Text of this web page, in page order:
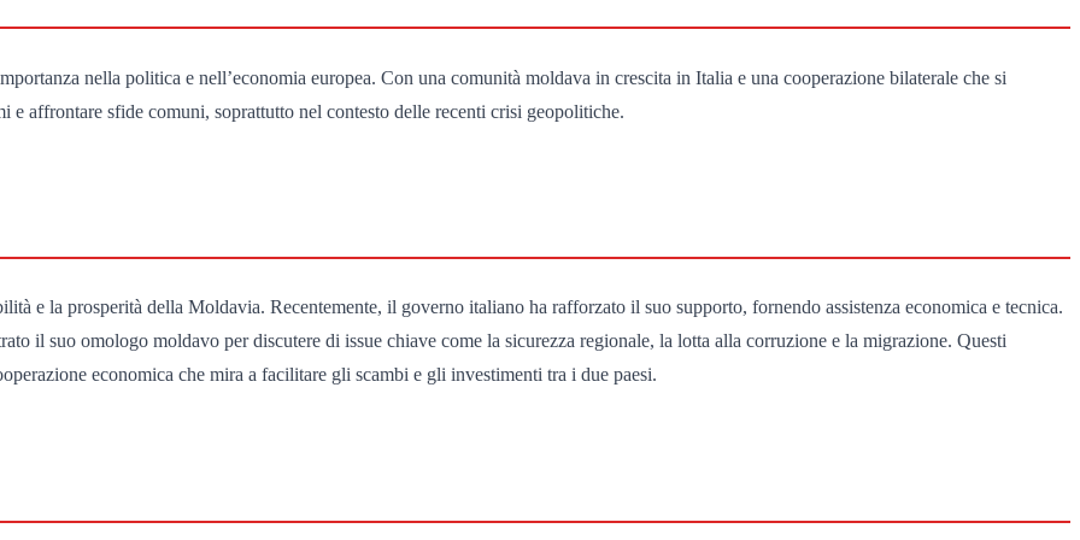
nella politica e nell’economia europea. Con una comunità moldava in crescita in Italia e una cooperazione bilaterale che si
affrontare sfide comuni, soprattutto nel contesto delle recenti crisi geopolitiche.
e la prosperità della Moldavia. Recentemente, il governo italiano ha rafforzato il suo supporto, fornendo assistenza economica e tecnica.
il suo omologo moldavo per discutere di issue chiave come la sicurezza regionale, la lotta alla corruzione e la migrazione. Questi
economica che mira a facilitare gli scambi e gli investimenti tra i due paesi.